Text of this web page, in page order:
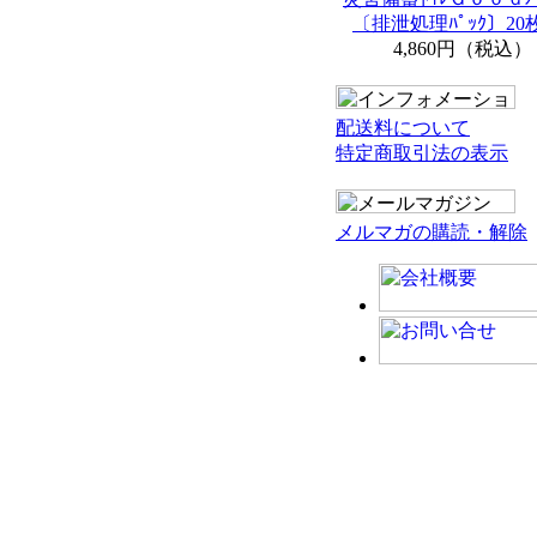
〔排泄処理ﾊﾟｯｸ〕20
4,860円（税込）
配送料について
特定商取引法の表示
メルマガの購読・解除